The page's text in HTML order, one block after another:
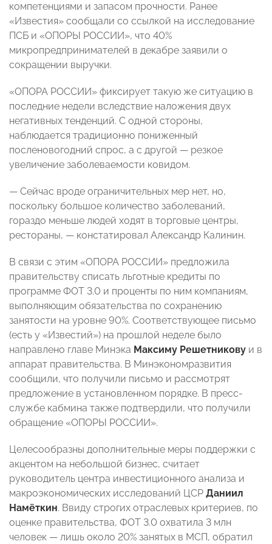
компетенциями и запасом прочности. Ранее
«Известия» сообщали со ссылкой на исследование
ПСБ и «ОПОРЫ РОССИИ», что 40%
микропредпринимателей в декабре заявили о
сокращении выручки.
«ОПОРА РОССИИ» фиксирует такую же ситуацию в
последние недели вследствие наложения двух
негативных тенденций. С одной стороны,
наблюдается традиционно пониженный
посленовогодний спрос, а с другой — резкое
увеличение заболеваемости ковидом.
— Сейчас вроде ограничительных мер нет, но,
поскольку большое количество заболеваний,
гораздо меньше людей ходят в торговые центры,
рестораны, — констатировал Александр Калинин.
В связи с этим «ОПОРА РОССИИ» предложила
правительству списать льготные кредиты по
программе ФОТ 3.0 и проценты по ним компаниям,
выполняющим обязательства по сохранению
занятости на уровне 90%. Соответствующее письмо
(есть у «Известий») на прошлой неделе было
направлено главе Минэка Максиму Решетникову и в
аппарат правительства. В Минэкономразвития
сообщили, что получили письмо и рассмотрят
предложение в установленном порядке. В пресс-
службе кабмина также подтвердили, что получили
обращение «ОПОРЫ РОССИИ».
Целесообразны дополнительные меры поддержки с
акцентом на небольшой бизнес, считает
руководитель центра инвестиционного анализа и
макроэкономических исследований ЦСР Даниил
Намёткин. Ввиду строгих отраслевых критериев, по
оценке правительства, ФОТ 3.0 охватила 3 млн
человек — лишь около 20% занятых в МСП, обратил